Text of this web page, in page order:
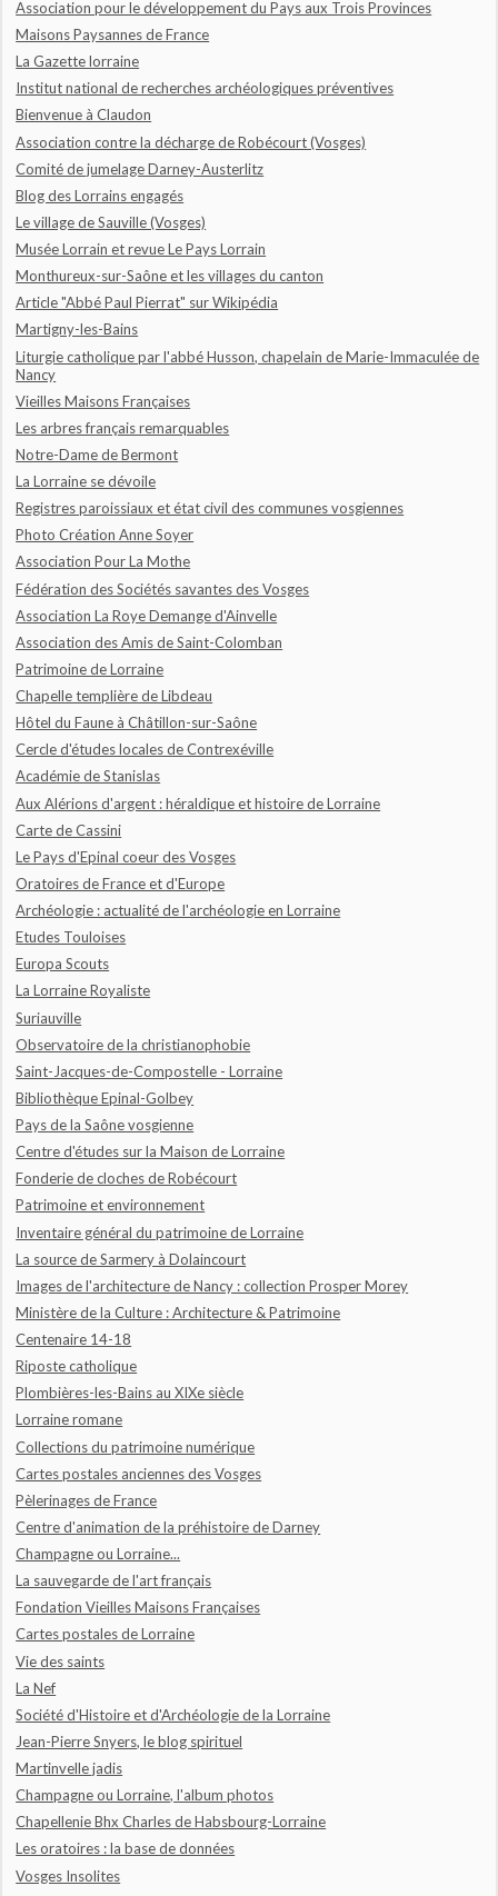
Association pour le développement du Pays aux Trois Provinces
Maisons Paysannes de France
La Gazette lorraine
Institut national de recherches archéologiques préventives
Bienvenue à Claudon
Association contre la décharge de Robécourt (Vosges)
Comité de jumelage Darney-Austerlitz
Blog des Lorrains engagés
Le village de Sauville (Vosges)
Musée Lorrain et revue Le Pays Lorrain
Monthureux-sur-Saône et les villages du canton
Article "Abbé Paul Pierrat" sur Wikipédia
Martigny-les-Bains
Liturgie catholique par l'abbé Husson, chapelain de Marie-Immaculée de
Nancy
Vieilles Maisons Françaises
Les arbres français remarquables
Notre-Dame de Bermont
La Lorraine se dévoile
Registres paroissiaux et état civil des communes vosgiennes
Photo Création Anne Soyer
Association Pour La Mothe
Fédération des Sociétés savantes des Vosges
Association La Roye Demange d'Ainvelle
Association des Amis de Saint-Colomban
Patrimoine de Lorraine
Chapelle templière de Libdeau
Hôtel du Faune à Châtillon-sur-Saône
Cercle d'études locales de Contrexéville
Académie de Stanislas
Aux Alérions d'argent : héraldique et histoire de Lorraine
Carte de Cassini
Le Pays d'Epinal coeur des Vosges
Oratoires de France et d'Europe
Archéologie : actualité de l'archéologie en Lorraine
Etudes Touloises
Europa Scouts
La Lorraine Royaliste
Suriauville
Observatoire de la christianophobie
Saint-Jacques-de-Compostelle - Lorraine
Bibliothèque Epinal-Golbey
Pays de la Saône vosgienne
Centre d'études sur la Maison de Lorraine
Fonderie de cloches de Robécourt
Patrimoine et environnement
Inventaire général du patrimoine de Lorraine
La source de Sarmery à Dolaincourt
Images de l'architecture de Nancy : collection Prosper Morey
Ministère de la Culture : Architecture & Patrimoine
Centenaire 14-18
Riposte catholique
Plombières-les-Bains au XIXe siècle
Lorraine romane
Collections du patrimoine numérique
Cartes postales anciennes des Vosges
Pèlerinages de France
Centre d'animation de la préhistoire de Darney
Champagne ou Lorraine...
La sauvegarde de l'art français
Fondation Vieilles Maisons Françaises
Cartes postales de Lorraine
Vie des saints
La Nef
Société d'Histoire et d'Archéologie de la Lorraine
Jean-Pierre Snyers, le blog spirituel
Martinvelle jadis
Champagne ou Lorraine, l'album photos
Chapellenie Bhx Charles de Habsbourg-Lorraine
Les oratoires : la base de données
Vosges Insolites